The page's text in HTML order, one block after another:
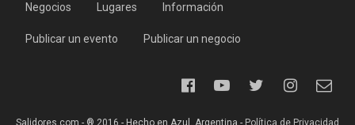
Negocios Lugares Información
Publicar un evento Publicar un negocio
Salidores.com - ® 2016 - Hecho en Azul, Argentina - Política de Privacidad